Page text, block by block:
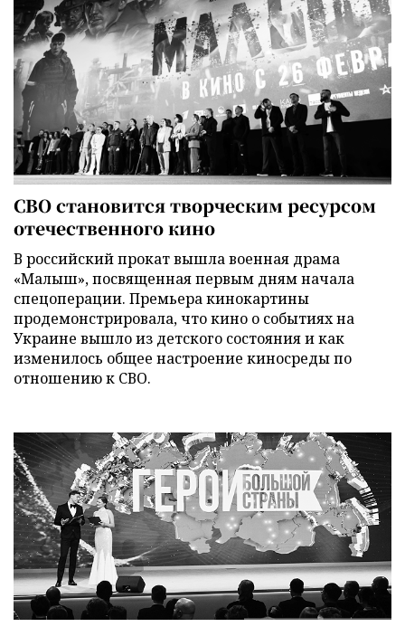
СВО становится творческим ресурсом
отечественного кино
В российский прокат вышла военная драма
«Малыш», посвященная первым дням начала
спецоперации. Премьера кинокартины
продемонстрировала, что кино о событиях на
Украине вышло из детского состояния и как
изменилось общее настроение киносреды по
отношению к СВО.